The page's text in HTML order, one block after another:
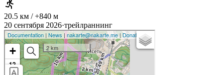
20.5 км / +840 м
20 сентября 2026·трейлраннинг